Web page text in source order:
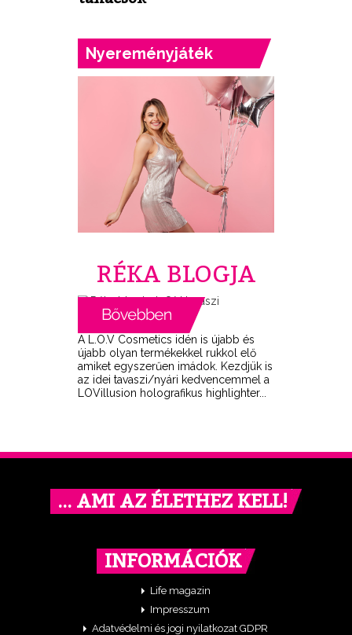
Nyereményjáték
RÉKA BLOGJA
A L.O.V Cosmetics idén is újabb és
újabb olyan termékekkel rukkol elő
amiket egyszerűen imádok. Kezdjük is
az idei tavaszi/nyári kedvencemmel a
LOVillusion holografikus highlighter...
… AMI AZ ÉLETHEZ KELL!
INFORMÁCIÓK
Life magazin
Impresszum
Adatvédelmi és jogi nyilatkozat GDPR